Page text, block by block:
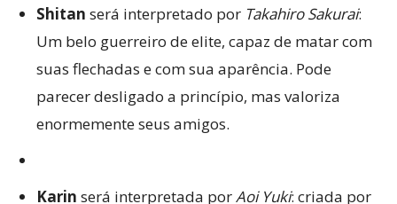
Shitan será interpretado por Takahiro Sakurai:
Um belo guerreiro de elite, capaz de matar com
suas flechadas e com sua aparência. Pode
parecer desligado a princípio, mas valoriza
enormemente seus amigos.
Karin será interpretada porAoi Yuki: criada por